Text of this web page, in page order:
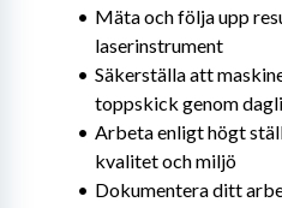
Mäta och följa upp
laserinstrument
Säkerställa att
toppskick genom
Arbeta enligt högt
kvalitet och miljö
Dokumentera ditt